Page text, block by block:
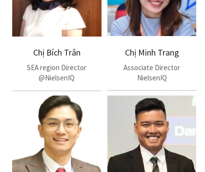
Chị Bích Trân
SEA region Director
@NielsenIQ
Chị Minh Trang
Associate Director
NielsenIQ